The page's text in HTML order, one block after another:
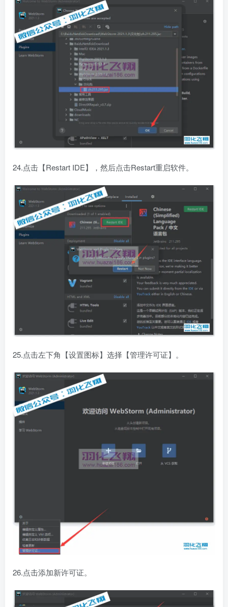
24.点击【Restart IDE】，然后点击Restart重启软件。
25.点击左下角【设置图标】选择【管理许可证】。
26.点击添加新许可证。